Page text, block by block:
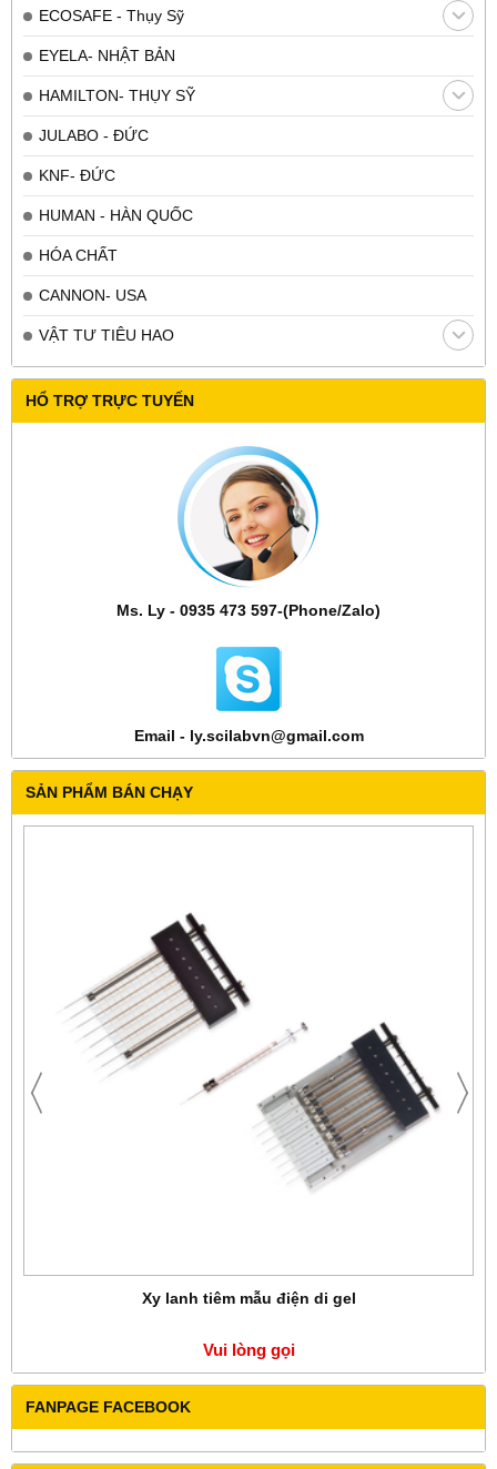
ECOSAFE - Thụy Sỹ
EYELA- NHẬT BẢN
HAMILTON- THỤY SỸ
JULABO - ĐỨC
KNF- ĐỨC
HUMAN - HÀN QUỐC
HÓA CHẤT
CANNON- USA
VẬT TƯ TIÊU HAO
HỔ TRỢ TRỰC TUYẾN
Ms. Ly - 0935 473 597-(Phone/Zalo)
Email - ly.scilabvn@gmail.com
SẢN PHẨM BÁN CHẠY
Xy lanh tiêm mẫu điện di gel
Vui lòng gọi
FANPAGE FACEBOOK